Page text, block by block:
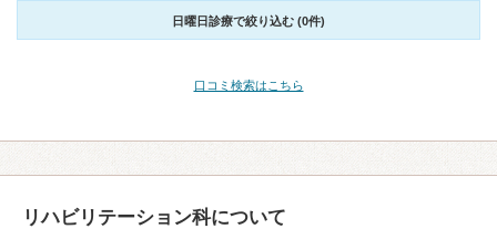
日曜日診療で絞り込む (0件)
口コミ検索はこちら
リハビリテーション科について